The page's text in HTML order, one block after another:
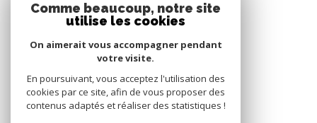
Comme beaucoup, notre site
utilise les cookies
On aimerait vous accompagner pendant
votre visite.
En poursuivant, vous acceptez l'utilisation des
cookies par ce site, afin de vous proposer des
contenus adaptés et réaliser des statistiques !